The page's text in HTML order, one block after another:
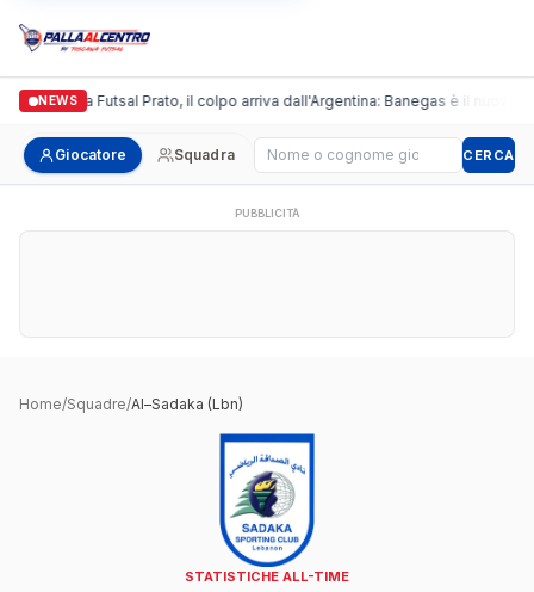
NEWS
Italgronda Futsal Prato, il colpo arriva dall'Argentina: Banegas è il nuovo
Giocatore Squadra Cerca giocatore CERCA
PUBBLICITÀ
Home/Squadre/Al–Sadaka (Lbn)
STATISTICHE ALL-TIME